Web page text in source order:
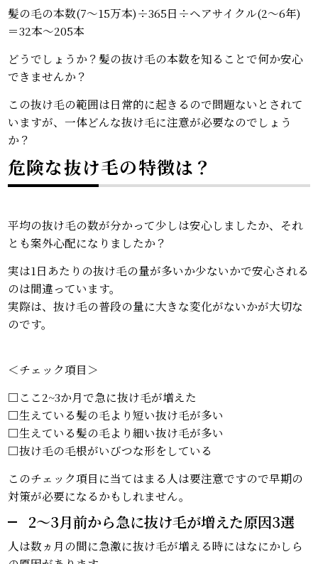
髪の毛の本数(7～15万本)÷365日÷ヘアサイクル(2～6年)
＝32本～205本
どうでしょうか？髪の抜け毛の本数を知ることで何か安心
できませんか？
この抜け毛の範囲は日常的に起きるので問題ないとされて
いますが、一体どんな抜け毛に注意が必要なのでしょう
か？
危険な抜け毛の特徴は？
平均の抜け毛の数が分かって少しは安心しましたか、それ
とも案外心配になりましたか？
実は1日あたりの抜け毛の量が多いか少ないかで安心される
のは間違っています。
実際は、抜け毛の普段の量に大きな変化がないかが大切な
のです。
＜チェック項目＞
□ここ2~3か月で急に抜け毛が増えた
□生えている髪の毛より短い抜け毛が多い
□生えている髪の毛より細い抜け毛が多い
□抜け毛の毛根がいびつな形をしている
このチェック項目に当てはまる人は要注意ですので早期の
対策が必要になるかもしれません。
2～3月前から急に抜け毛が増えた原因3選
人は数ヵ月の間に急激に抜け毛が増える時にはなにかしら